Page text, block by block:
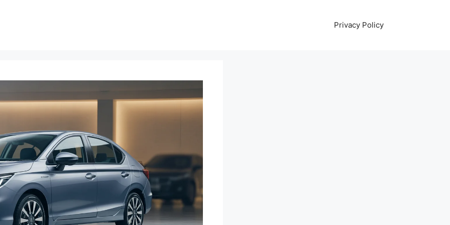
Privacy Policy